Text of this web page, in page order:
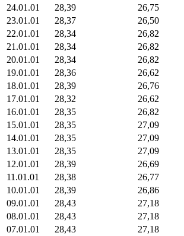
24.01.01
28,39
26,75
23.01.01
28,37
26,50
22.01.01
28,34
26,82
21.01.01
28,34
26,82
20.01.01
28,34
26,82
19.01.01
28,36
26,62
18.01.01
28,39
26,76
17.01.01
28,32
26,62
16.01.01
28,35
26,82
15.01.01
28,35
27,09
14.01.01
28,35
27,09
13.01.01
28,35
27,09
12.01.01
28,39
26,69
11.01.01
28,38
26,77
10.01.01
28,39
26,86
09.01.01
28,43
27,18
08.01.01
28,43
27,18
07.01.01
28,43
27,18